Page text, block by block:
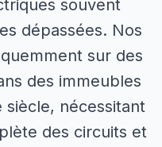
souvent
dépassées. Nos
sur des
des immeubles
siècle, nécessitant
des circuits et